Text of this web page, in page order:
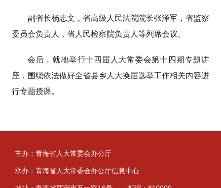
副省长杨志文，省高级人民法院院长张泽军，省监察
委员会负责人，省人民检察院负责人等列席会议。
会后，就地举行十四届人大常委会第十四期专题讲
座，围绕依法做好全省县乡人大换届选举工作相关内容进
行专题授课。
主办：青海省人大常委会办公厅
承办：青海省人大常委会办公厅信息中心